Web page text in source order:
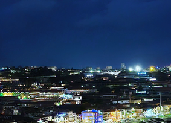
Prywatna wycieczka do Porto